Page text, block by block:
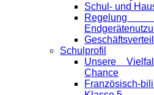
Schul- und
Regelung
Schulprofil
Unsere
Chance
Französisch-